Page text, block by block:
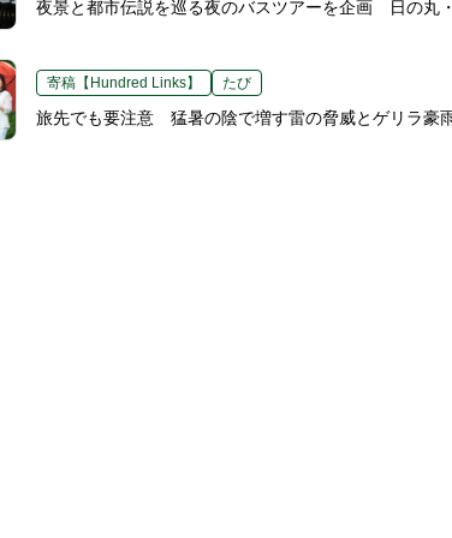
夜景と都市伝説を巡る夜のバスツアーを企画 日の丸
寄稿【Hundred Links】 たび
旅先でも要注意 猛暑の陰で増す雷の脅威とゲリラ豪